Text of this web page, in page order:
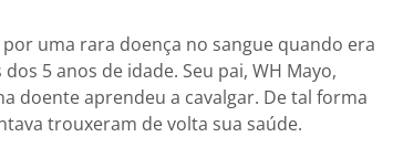
uma rara doença no sangue quando era
5 anos de idade. Seu pai, WH Mayo,
doente aprendeu a cavalgar. De tal forma
trouxeram de volta sua saúde.